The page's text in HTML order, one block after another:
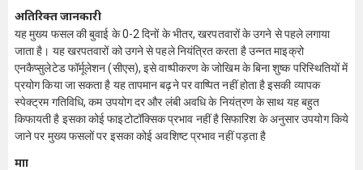
अतिरिक्त जानकारी
यह मुख्य फसल की बुवाई के 0-2 दिनों के भीतर, खरपतवारों के उगने से पहले लगाया
जाता है। यह खरपतवारों को उगने से पहले नियंत्रित करता है उन्नत माइक्रो
एनकैप्सुलेटेड फॉर्मूलेशन (सीएस), इसे वाष्पीकरण के जोखिम के बिना शुष्क परिस्थितियों में
प्रयोग किया जा सकता है यह तापमान बढ़ने पर वाष्पित नहीं होता है ​ इसकी व्यापक
स्पेक्ट्रम गतिविधि, कम उपयोग दर और लंबी अवधि के नियंत्रण के साथ यह बहुत
किफायती है इसका कोई फाइटोटॉक्सिक प्रभाव नहीं है सिफारिश के अनुसार उपयोग किये
जाने पर मुख्य फसलों पर इसका कोई अवशिष्ट प्रभाव नहीं पड़ता है
मात्रा